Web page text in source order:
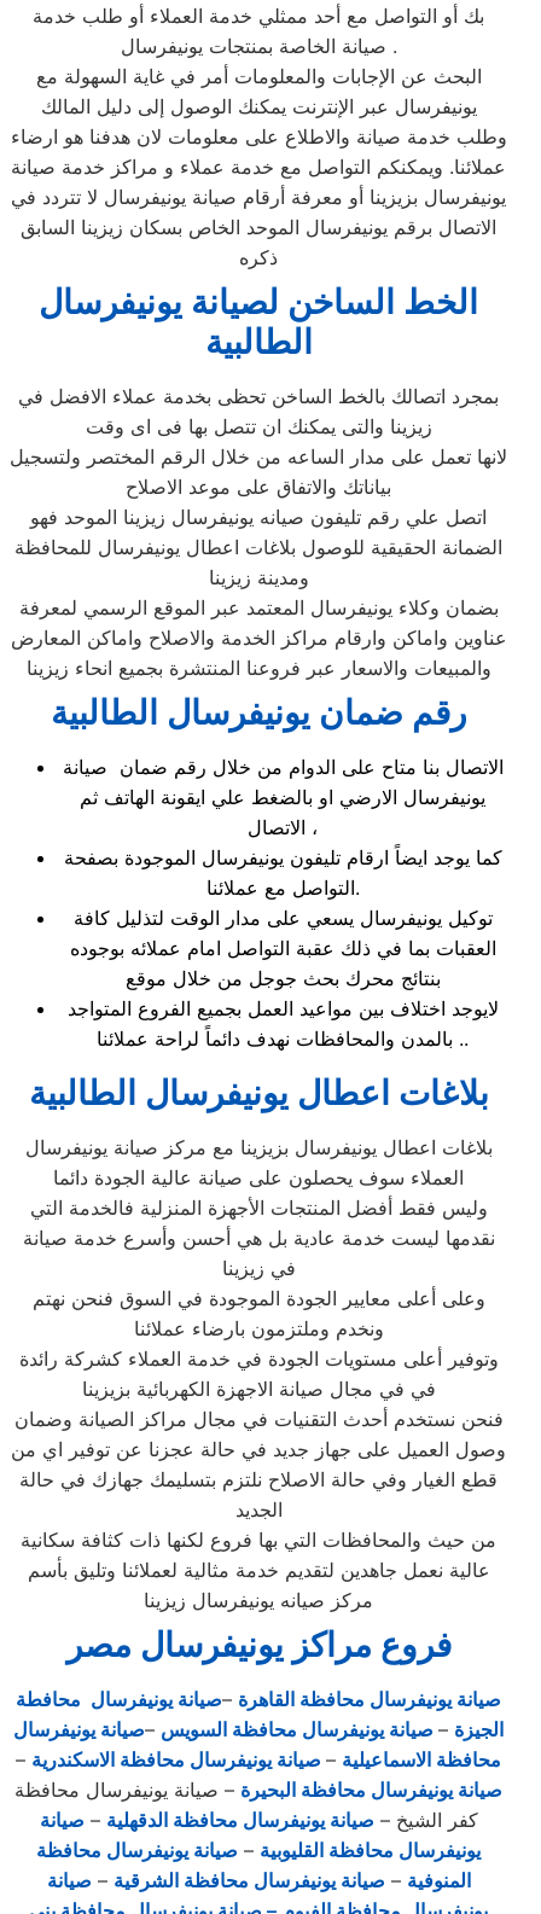
بك أو التواصل مع أحد ممثلي خدمة العملاء أو طلب خدمة
صيانة الخاصة بمنتجات يونيفرسال .
البحث عن الإجابات والمعلومات أمر في غاية السهولة مع
يونيفرسال عبر الإنترنت يمكنك الوصول إلى دليل المالك
وطلب خدمة صيانة والاطلاع على معلومات لان هدفنا هو ارضاء
عملائنا. ويمكنكم التواصل مع خدمة عملاء و مراكز خدمة صيانة
يونيفرسال بزيزينا أو معرفة أرقام صيانة يونيفرسال لا تتردد في
الاتصال برقم يونيفرسال الموحد الخاص بسكان زيزينا السابق
ذكره
الخط الساخن لصيانة يونيفرسال
الطالبية
بمجرد اتصالك بالخط الساخن تحظى بخدمة عملاء الافضل في
زيزينا والتى يمكنك ان تتصل بها فى اى وقت
لانها تعمل على مدار الساعه من خلال الرقم المختصر ولتسجيل
بياناتك والاتفاق على موعد الاصلاح
اتصل علي رقم تليفون صيانه يونيفرسال زيزينا الموحد فهو
الضمانة الحقيقية للوصول بلاغات اعطال يونيفرسال للمحافظة
ومدينة زيزينا
بضمان وكلاء يونيفرسال المعتمد عبر الموقع الرسمي لمعرفة
عناوين واماكن وارقام مراكز الخدمة والاصلاح واماكن المعارض
والمبيعات والاسعار عبر فروعنا المنتشرة بجميع انحاء زيزينا
رقم ضمان يونيفرسال الطالبية
الاتصال بنا متاح على الدوام من خلال رقم ضمان صيانة
يونيفرسال الارضي او بالضغط علي ايقونة الهاتف ثم
الاتصال ،
كما يوجد ايضاً ارقام تليفون يونيفرسال الموجودة بصفحة
التواصل مع عملائنا.
توكيل يونيفرسال يسعي على مدار الوقت لتذليل كافة
العقبات بما في ذلك عقبة التواصل امام عملائه بوجوده
بنتائج محرك بحث جوجل من خلال موقع
لايوجد اختلاف بين مواعيد العمل بجميع الفروع المتواجد
بالمدن والمحافظات نهدف دائماً لراحة عملائنا ..
بلاغات اعطال يونيفرسال الطالبية
بلاغات اعطال يونيفرسال بزيزينا مع مركز صيانة يونيفرسال
العملاء سوف يحصلون على صيانة عالية الجودة دائما
وليس فقط أفضل المنتجات الأجهزة المنزلية فالخدمة التي
نقدمها ليست خدمة عادية بل هي أحسن وأسرع خدمة صيانة
في زيزينا
وعلى أعلى معايير الجودة الموجودة في السوق فنحن نهتم
ونخدم وملتزمون بارضاء عملائنا
وتوفير أعلى مستويات الجودة في خدمة العملاء كشركة رائدة
في في مجال صيانة الاجهزة الكهربائية بزيزينا
فنحن نستخدم أحدث التقنيات في مجال مراكز الصيانة وضمان
وصول العميل على جهاز جديد في حالة عجزنا عن توفير اي من
قطع الغيار وفي حالة الاصلاح نلتزم بتسليمك جهازك في حالة
الجديد
من حيث والمحافظات التي بها فروع لكنها ذات كثافة سكانية
عالية نعمل جاهدين لتقديم خدمة مثالية لعملائنا وتليق بأسم
مركز صيانه يونيفرسال زيزينا
فروع مراكز يونيفرسال مصر
صيانة يونيفرسال محافظة القاهرة –صيانة يونيفرسال محافطة
الجيزة – صيانة يونيفرسال محافظة السويس –صيانة يونيفرسال
محافظة الاسماعيلية – صيانة يونيفرسال محافظة الاسكندرية –
صيانة يونيفرسال محافظة البحيرة – صيانة يونيفرسال محافظة
كفر الشيخ – صيانة يونيفرسال محافظة الدقهلية – صيانة
يونيفرسال محافظة القليوبية – صيانة يونيفرسال محافظة
المنوفية – صيانة يونيفرسال محافظة الشرقية – صيانة